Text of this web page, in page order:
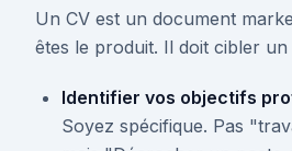
Un CV est un document
êtes le produit. Il doit cibler
Identifier vos objectifs
Soyez spécifique. Pas